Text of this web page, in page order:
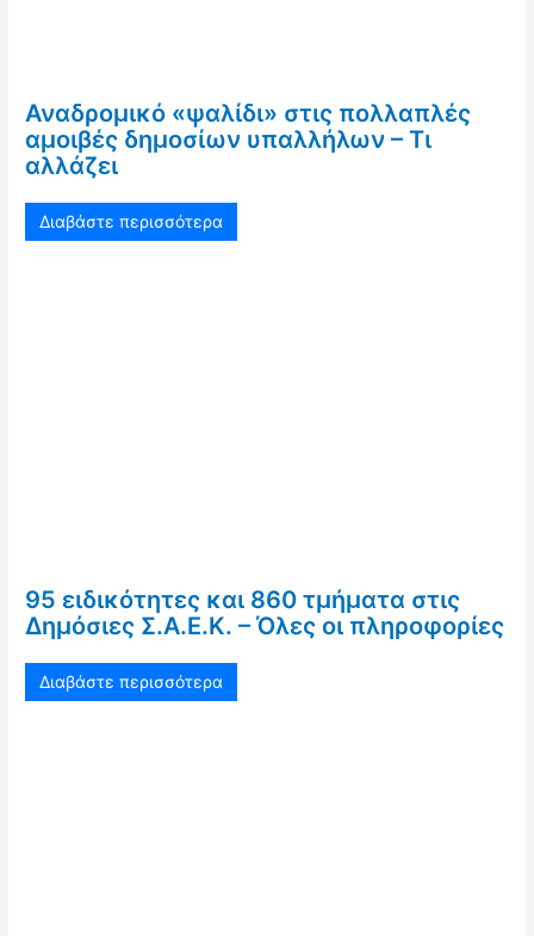
Αναδρομικό «ψαλίδι» στις πολλαπλές
αμοιβές δημοσίων υπαλλήλων – Τι
αλλάζει
Διαβάστε περισσότερα
95 ειδικότητες και 860 τμήματα στις
Δημόσιες Σ.Α.Ε.Κ. – Όλες οι πληροφορίες
Διαβάστε περισσότερα